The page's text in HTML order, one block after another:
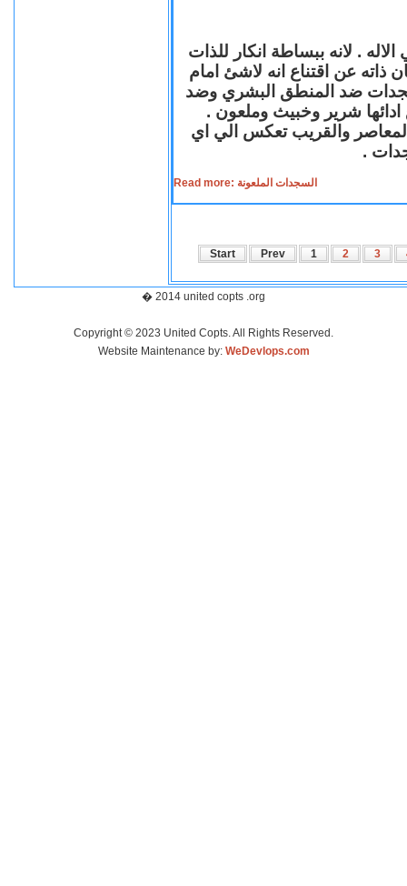
. لانه ببساطة انكار للذات
ذاته عن اقتناع انه لاشئ امام
ضد المنطق البشري وضد
ادائها شرير وخبيث وملعون .
المعاصر والقريب تعكس الي اي
.
Read more: السجدات الملعونة
Start Prev 1 2 3
� 2014 united copts .org
Copyright © 2023 United Copts. All Rights Reserved.
Website Maintenance by: WeDevlops.com